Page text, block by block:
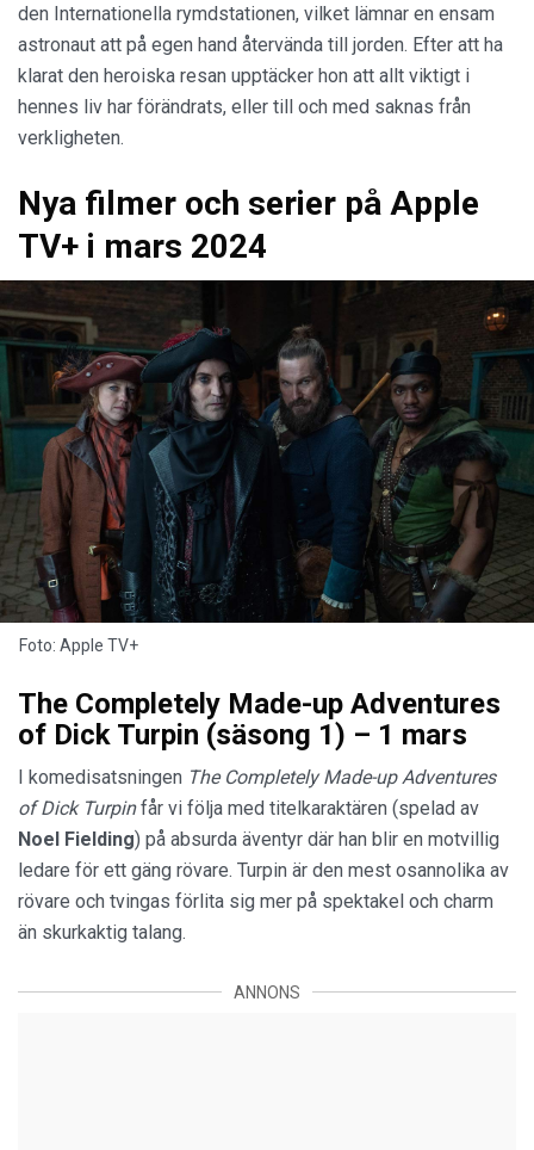
den Internationella rymdstationen, vilket lämnar en ensam
astronaut att på egen hand återvända till jorden. Efter att ha
klarat den heroiska resan upptäcker hon att allt viktigt i
hennes liv har förändrats, eller till och med saknas från
verkligheten.
Nya filmer och serier på Apple
TV+ i mars 2024
Foto: Apple TV+
The Completely Made-up Adventures
of Dick Turpin (säsong 1) – 1 mars
I komedisatsningen The Completely Made-up Adventures
of Dick Turpinfår vi följa med titelkaraktären (spelad av
Noel Fielding) på absurda äventyr där han blir en motvillig
ledare för ett gäng rövare. Turpin är den mest osannolika av
rövare och tvingas förlita sig mer på spektakel och charm
än skurkaktig talang.
ANNONS